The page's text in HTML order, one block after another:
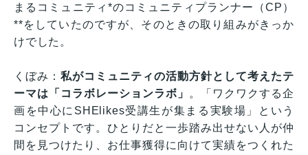
まるコミュニティ*のコミュニティプランナー（CP）
**をしていたのですが、そのときの取り組みがきっか
けでした。
くぼみ：私がコミュニティの活動方針として考えたテ
ーマは「コラボレーションラボ」
。「ワクワクする企
画を中心にSHElikes受講生が集まる実験場」という
コンセプトです。ひとりだと一歩踏み出せない人が仲
間を見つけたり、お仕事獲得に向けて実績をつくれた